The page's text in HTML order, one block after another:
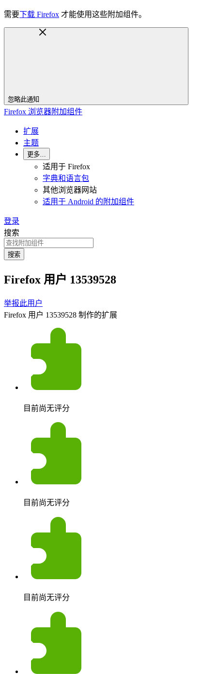
需要下载 Firefox 才能使用这些附加组件。
忽略此通知
Firefox 浏览器附加组件
扩展
主题
更多…
适用于 Firefox
字典和语言包
其他浏览器网站
适用于 Android 的附加组件
登录
搜索
搜索
Firefox 用户 13539528
举报此用户
Firefox 用户 13539528 制作的扩展
目前尚无评分
目前尚无评分
目前尚无评分